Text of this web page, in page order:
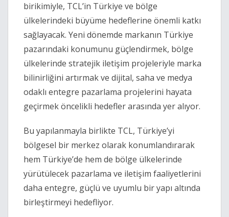
birikimiyle, TCL’in Türkiye ve bölge
ülkelerindeki büyüme hedeflerine önemli katkı
sağlayacak. Yeni dönemde markanın Türkiye
pazarındaki konumunu güçlendirmek, bölge
ülkelerinde stratejik iletişim projeleriyle marka
bilinirliğini artırmak ve dijital, saha ve medya
odaklı entegre pazarlama projelerini hayata
geçirmek öncelikli hedefler arasında yer alıyor.
Bu yapılanmayla birlikte TCL, Türkiye’yi
bölgesel bir merkez olarak konumlandırarak
hem Türkiye’de hem de bölge ülkelerinde
yürütülecek pazarlama ve iletişim faaliyetlerini
daha entegre, güçlü ve uyumlu bir yapı altında
birleştirmeyi hedefliyor.